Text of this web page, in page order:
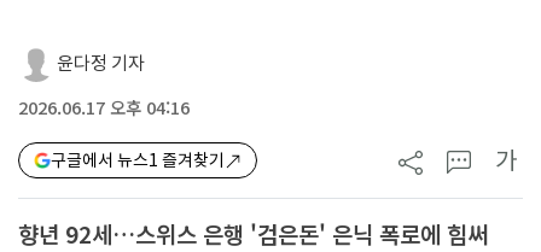
윤다정 기자
2026.06.17 오후 04:16
구글에서 뉴스1 즐겨찾기 가
향년 92세…스위스 은행 '검은돈' 은닉 폭로에 힘써